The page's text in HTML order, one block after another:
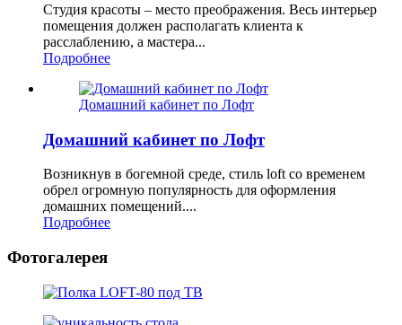
Студия красоты – место преображения. Весь интерьер
помещения должен располагать клиента к
расслаблению, а мастера...
Подробнее
Домашний кабинет по Лофт
Домашний кабинет по Лофт
Возникнув в богемной среде, стиль loft со временем
обрел огромную популярность для оформления
домашних помещений....
Подробнее
Фотогалерея